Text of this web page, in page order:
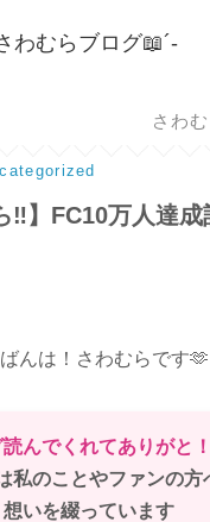
わむらブログ📖´-
さわ
‼️】FC10万人達
んは！さわむらです🫶
んでくれてありがと！
私のことやファンの方
想いを綴っています